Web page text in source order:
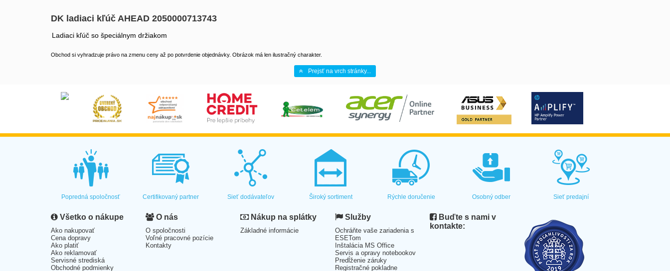
DK ladiaci kľúč AHEAD 2050000713743
Ladiaci kľúč so špeciálnym držiakom
Obchod si vyhradzuje právo na zmenu ceny až po potvrdenie objednávky. Obrázok má len ilustračný charakter.
Prejsť na vrch stránky...
Popredná spoločnosť Certifikovaný partner Sieť dodávateľov Široký sortiment Rýchle doručenie Osobný odber Sieť predajní
Všetko o nákupe
Ako nakupovať
Cena dopravy
Ako platiť
Ako reklamovať
Servisné strediská
Obchodné podmienky
O nás
O spoločnosti
Voľné pracovné pozície
Kontakty
Nákup na splátky
Základné informácie
Služby
Ochráňte vaše zariadenia s
ESETom
Inštalácia MS Office
Servis a opravy notebookov
Predĺženie záruky
Registračné pokladne
Buďte s nami v
kontakte: